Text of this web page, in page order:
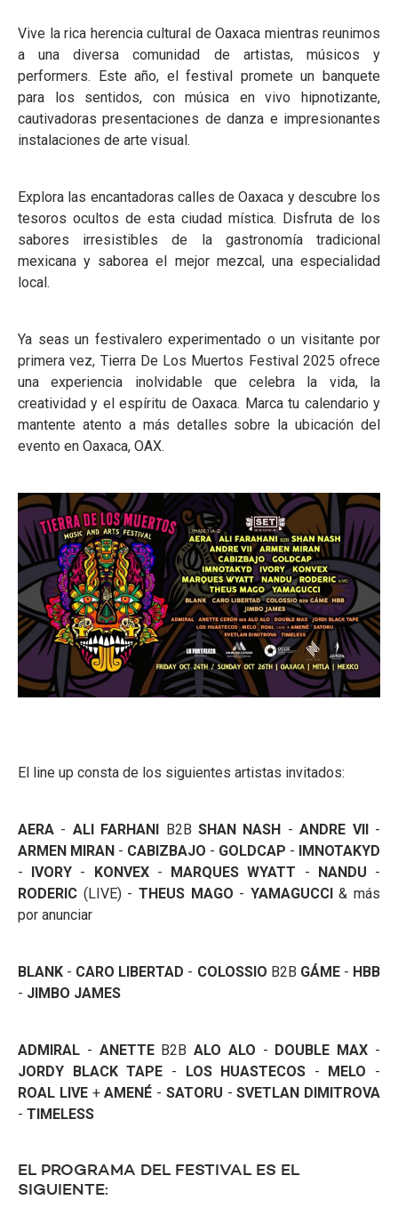
Vive la rica herencia cultural de Oaxaca mientras reunimos
a una diversa comunidad de artistas, músicos y
performers. Este año, el festival promete un banquete
para los sentidos, con música en vivo hipnotizante,
cautivadoras presentaciones de danza e impresionantes
instalaciones de arte visual.
Explora las encantadoras calles de Oaxaca y descubre los
tesoros ocultos de esta ciudad mística. Disfruta de los
sabores irresistibles de la gastronomía tradicional
mexicana y saborea el mejor mezcal, una especialidad
local.
Ya seas un festivalero experimentado o un visitante por
primera vez, Tierra De Los Muertos Festival 2025 ofrece
una experiencia inolvidable que celebra la vida, la
creatividad y el espíritu de Oaxaca. Marca tu calendario y
mantente atento a más detalles sobre la ubicación del
evento en Oaxaca, OAX.
El line up consta de los siguientes artistas invitados:
AERA - ALI FARHANI B2BSHAN NASH -ANDRE VII-
ARMEN MIRAN - CABIZBAJO - GOLDCAP - IMNOTAKYD
- IVORY - KONVEX - MARQUES WYATT - NANDU -
RODERIC (LIVE) - THEUS MAGO - YAMAGUCCI& más
por anunciar
BLANK - CARO LIBERTAD - COLOSSIO B2B GÁME - HBB
- JIMBO JAMES
ADMIRAL - ANETTE B2BALO ALO - DOUBLE MAX -
JORDY BLACK TAPE - LOS HUASTECOS - MELO -
ROAL LIVE+AMENÉ - SATORU -SVETLAN DIMITROVA
- TIMELESS
EL PROGRAMA DEL FESTIVAL ES EL
SIGUIENTE: